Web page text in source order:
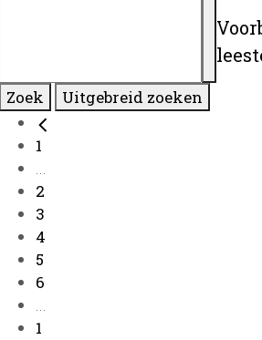
Zoek Uitgebreid zoeken
1
...
2
3
4
5
6
...
1